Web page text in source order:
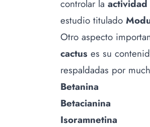
controlar la actividad
estudio titulado
Otro aspecto
cactus es su
respaldadas por
Betanina
Betacianina
Isoramnetina